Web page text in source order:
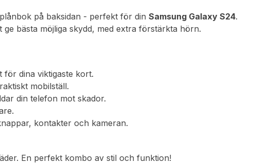
på baksidan - perfekt för dinSamsung Galaxy S24.
bästa möjliga skydd, med extra förstärkta hörn.
dina viktigaste kort.
mobilställ.
din telefon mot skador.
kontakter och kameran.
En perfekt kombo av stil och funktion!